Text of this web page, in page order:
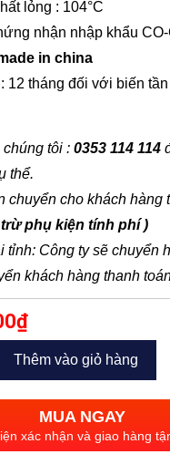
lỏng : 104°C
nhận nhập khẩu
in china
12 tháng đối với biến
tôi : 0353 114 114
thể.
chuyển cho khách hàng
phụ kiện tính phí )
tỉnh: Công ty sẽ chuyển
khách hàng thanh
₫
Thêm vào giỏ hàng
MUA NGAY
xác nhận và giao hàng